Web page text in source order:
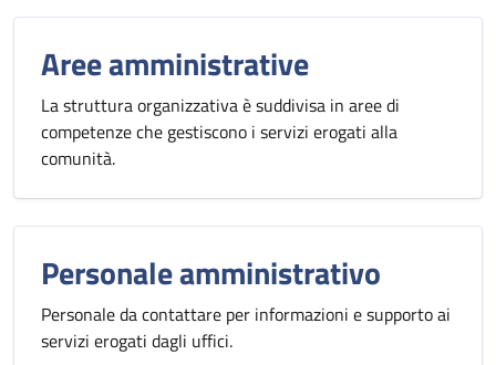
Aree amministrative
La struttura organizzativa è suddivisa in aree di
competenze che gestiscono i servizi erogati alla
comunità.
Personale amministrativo
Personale da contattare per informazioni e supporto ai
servizi erogati dagli uffici.